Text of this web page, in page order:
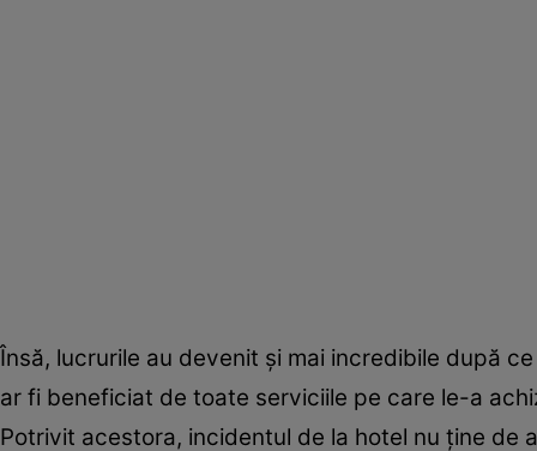
Însă, lucrurile au devenit și mai incredibile după
ar fi beneficiat de toate serviciile pe care le-a
Potrivit acestora, incidentul de la hotel nu ține de